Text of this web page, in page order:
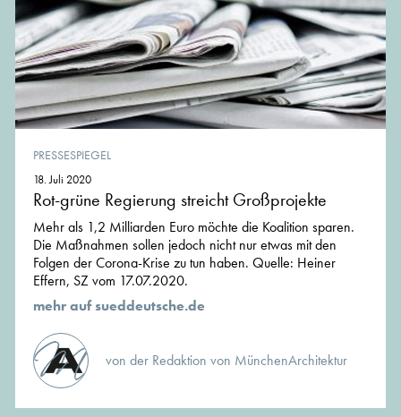
PRESSESPIEGEL
18. Juli 2020
Rot-grüne Regierung streicht Großprojekte
Mehr als 1,2 Milliarden Euro möchte die Koalition sparen.
Die Maßnahmen sollen jedoch nicht nur etwas mit den
Folgen der Corona-Krise zu tun haben. Quelle: Heiner
Effern, SZ vom 17.07.2020.
mehr auf sueddeutsche.de
von der Redaktion von MünchenArchitektur